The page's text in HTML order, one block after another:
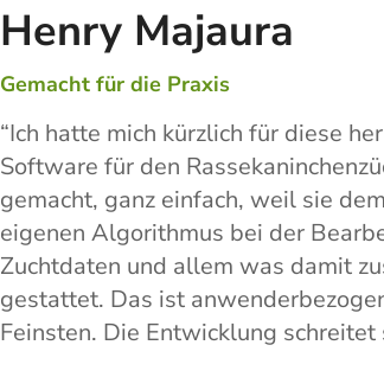
Henry Majaura
Gemacht für die Praxis
“Ich hatte mich kürzlich für diese
Software für den
gemacht, ganz einfach, weil sie
eigenen Algorithmus bei der
Zuchtdaten und allem was damit
gestattet. Das ist
Feinsten. Die Entwicklung schreitet